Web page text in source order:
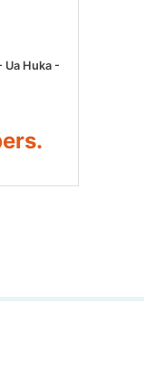
Ua Huka -